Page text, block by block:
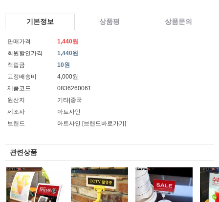
기본정보 상품평 상품문의
판매가격
1,440원
회원할인가격
1,440원
적립금
10원
고정배송비
4,000원
제품코드
0836260061
원산지
기타|중국
제조사
아트사인
브랜드
아트사인 [브랜드바로가기]
관련상품